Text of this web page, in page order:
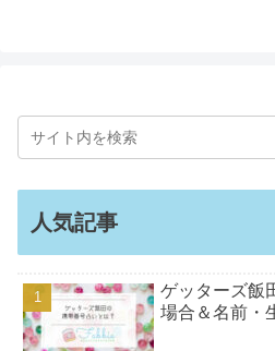
人気記事
ゲッターズ飯
場合＆名前・